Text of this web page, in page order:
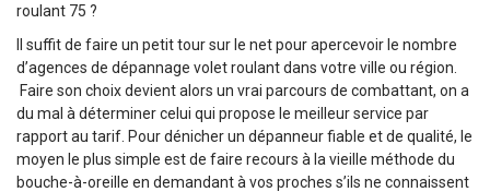
roulant 75 ?
Il suffit de faire un petit tour sur le net pour apercevoir le nombre
d’agences de dépannage volet roulant dans votre ville ou région.
Faire son choix devient alors un vrai parcours de combattant, on a
du mal à déterminer celui qui propose le meilleur service par
rapport au tarif. Pour dénicher un dépanneur fiable et de qualité, le
moyen le plus simple est de faire recours à la vieille méthode du
bouche-à-oreille en demandant à vos proches s’ils ne connaissent